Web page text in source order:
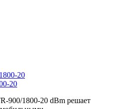
20
900/1800-20 dBm решает